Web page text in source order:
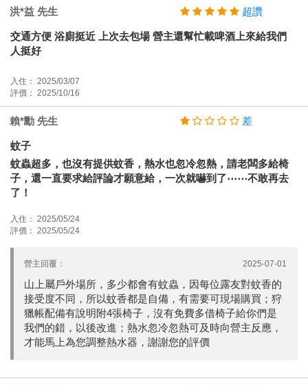
洪*益 先生 超讚
交通方便 浴廁挺近 上次去包場 營主還幫忙載啤酒上來給我們
人挺好
入住： 2025/03/07
評價： 2025/10/16
賴*勳 先生 差
蚊子
蚊蟲超多，也沒有提供蚊香，熱水也忽冷忽熱，請老闆多給椅
子，還一直要求給評論才願意給，一次就嚇到了⋯⋯不敢再去
了！
入住： 2025/05/24
評價： 2025/05/24
營主回覆： 2025-07-01
山上屬戶外場所，多少都會有蚊蟲，因每位露友對蚊香的
接受度不同，所以蚊香都是自備，有需要可現場購買；狩
獵帳配備有說明附4張椅子，沒有免費多借椅子給你們是
我們的錯，以後改進；熱水忽冷忽熱可及時向營主反應，
才能馬上為您調整熱水器，謝謝您的評價